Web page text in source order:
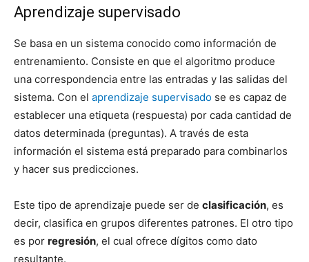
Aprendizaje supervisado
Se basa en un sistema conocido como información de
entrenamiento. Consiste en que el algoritmo produce
una correspondencia entre las entradas y las salidas del
sistema. Con el aprendizaje supervisado se es capaz de
establecer una etiqueta (respuesta) por cada cantidad de
datos determinada (preguntas). A través de esta
información el sistema está preparado para combinarlos
y hacer sus predicciones.
Este tipo de aprendizaje puede ser de clasificación, es
decir, clasifica en grupos diferentes patrones. El otro tipo
es por regresión, el cual ofrece dígitos como dato
resultante.